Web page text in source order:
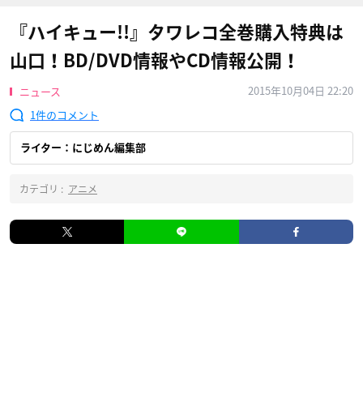
『ハイキュー!!』タワレコ全巻購入特典は
山口！BD/DVD情報やCD情報公開！
ニュース
2015年10月04日 22:20
1
ライター：にじめん編集部
カテゴリ : アニメ